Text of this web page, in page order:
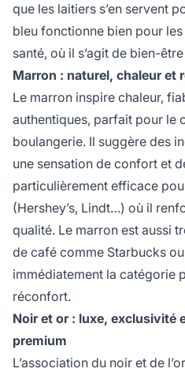
que les laitiers s’en servent
bleu fonctionne bien pour
santé, où il s’agit de bien-
Marron : naturel, chaleur et
Le marron inspire chaleur,
authentiques, parfait pour le
boulangerie. Il suggère des
une sensation de confort et
particulièrement efficace
(Hershey’s, Lindt…) où il
qualité. Le marron est aussi
de café comme Starbucks
immédiatement la catégorie
réconfort.
Noir et or : luxe, exclusivité
premium
L’association du noir et de